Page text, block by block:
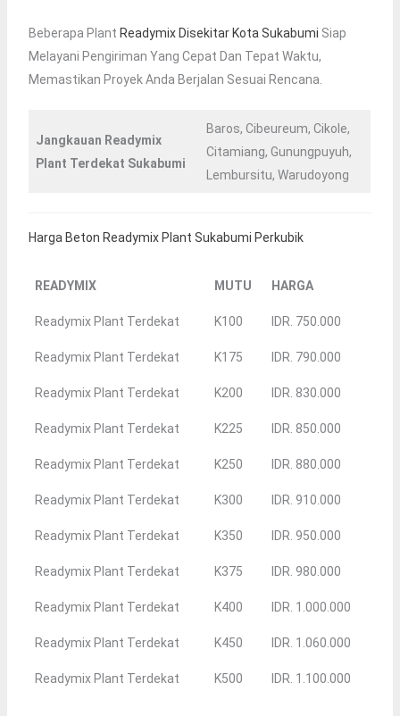
Beberapa Plant Readymix Disekitar Kota Sukabumi Siap
Melayani Pengiriman Yang Cepat Dan Tepat Waktu,
Memastikan Proyek Anda Berjalan Sesuai Rencana.
Jangkauan Readymix
Plant Terdekat Sukabumi
Baros, Cibeureum, Cikole,
Citamiang, Gunungpuyuh,
Lembursitu, Warudoyong
Harga Beton Readymix Plant Sukabumi Perkubik
READYMIX MUTU HARGA
Readymix Plant Terdekat K100 IDR. 750.000
Readymix Plant Terdekat K175 IDR. 790.000
Readymix Plant Terdekat K200 IDR. 830.000
Readymix Plant Terdekat K225 IDR. 850.000
Readymix Plant Terdekat K250 IDR. 880.000
Readymix Plant Terdekat K300 IDR. 910.000
Readymix Plant Terdekat K350 IDR. 950.000
Readymix Plant Terdekat K375 IDR. 980.000
Readymix Plant Terdekat K400 IDR. 1.000.000
Readymix Plant Terdekat K450 IDR. 1.060.000
Readymix Plant Terdekat K500 IDR. 1.100.000